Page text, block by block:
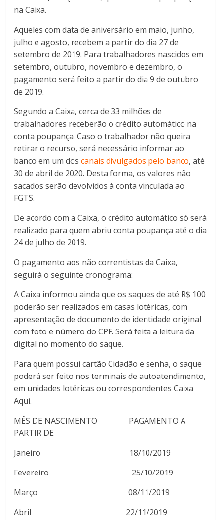
na Caixa.
Aqueles com data de aniversário em maio, junho,
julho e agosto, recebem a partir do dia 27 de
setembro de 2019. Para trabalhadores nascidos em
setembro, outubro, novembro e dezembro, o
pagamento será feito a partir do dia 9 de outubro
de 2019.
Segundo a Caixa, cerca de 33 milhões de
trabalhadores receberão o crédito automático na
conta poupança. Caso o trabalhador não queira
retirar o recurso, será necessário informar ao
banco em um doscanais divulgados pelo banco, até
30 de abril de 2020. Desta forma, os valores não
sacados serão devolvidos à conta vinculada ao
FGTS.
De acordo com a Caixa, o crédito automático só será
realizado para quem abriu conta poupança até o dia
24 de julho de 2019.
O pagamento aos não correntistas da Caixa,
seguirá o seguinte cronograma:
A Caixa informou ainda que os saques de até R$ 100
poderão ser realizados em casas lotéricas, com
apresentação de documento de identidade original
com foto e número do CPF. Será feita a leitura da
digital no momento do saque.
Para quem possui cartão Cidadão e senha, o saque
poderá ser feito nos terminais de autoatendimento,
em unidades lotéricas ou correspondentes Caixa
Aqui.
MÊS DE NASCIMENTO PAGAMENTO A
PARTIR DE
Janeiro 18/10/2019
Fevereiro 25/10/2019
Março 08/11/2019
Abril 22/11/2019